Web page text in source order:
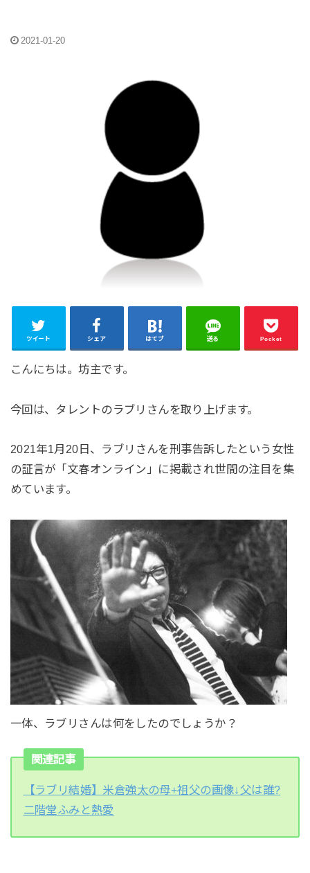
2021-01-20
ツイート シェア はてブ 送る Pocket
こんにちは。坊主です。
今回は、タレントのラブリさんを取り上げます。
2021年1月20日、ラブリさんを刑事告訴したという女性
の証言が「文春オンライン」に掲載され世間の注目を集
めています。
一体、ラブリさんは何をしたのでしょうか？
関連記事
【ラブリ結婚】米倉強太の母+祖父の画像↓父は誰?
二階堂ふみと熱愛